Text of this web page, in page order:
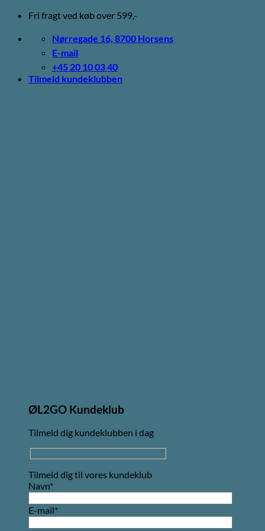
Fortsæt
indhold
Fri fragt ved køb over 599,-
Nørregade 16, 8700 Horsens
E-mail
+45 20 10 03 40
Tilmeld kundeklubben
ØL2GO Kundeklub
Tilmeld dig kundeklubben i dag
Tilmeld dig til vores kundeklub
Navn*
E-mail*